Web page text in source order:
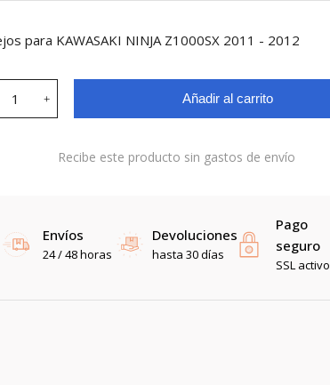
para KAWASAKI NINJA Z1000SX 2011 - 2012
Añadir al carrito
Recibe este producto sin gastos de envío
Envíos
24 / 48 horas
Devoluciones
hasta 30 días
Pago
seguro
SSL activo